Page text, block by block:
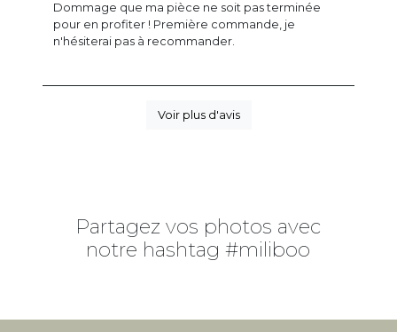
Dommage que ma pièce ne soit pas terminée
pour en profiter ! Première commande, je
n'hésiterai pas à recommander.
Voir plus d'avis
Partagez vos photos avec
notre hashtag #miliboo